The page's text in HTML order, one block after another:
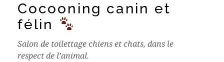
Cocooning canin et
félin
Salon de toilettage chiens et chats, dans le
respect de l’animal.